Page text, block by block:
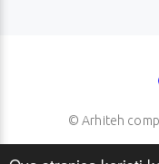
© Arhiteh